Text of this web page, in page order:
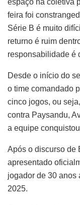
espaço na coletiva
feira foi
Série B é muito
returno é ruim
responsabilidade é
Desde o início do
o time comandado
cinco jogos, ou
contra Paysandu,
a equipe
Após o discurso de
apresentado
jogador de 30 anos
2025.